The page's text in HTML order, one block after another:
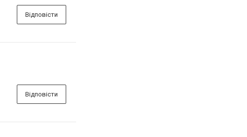
Відповісти
Відповісти